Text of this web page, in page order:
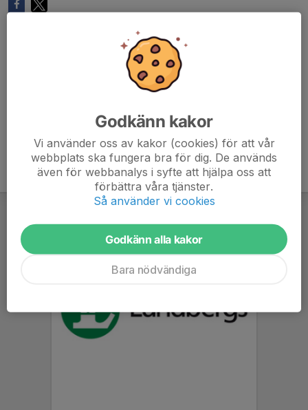
Godkänn kakor
Vi använder oss av kakor (cookies) för att vår
webbplats ska fungera bra för dig. De används
även för webbanalys i syfte att hjälpa oss att
förbättra våra tjänster.
Så använder vi cookies
Godkänn alla kakor
Bara nödvändiga